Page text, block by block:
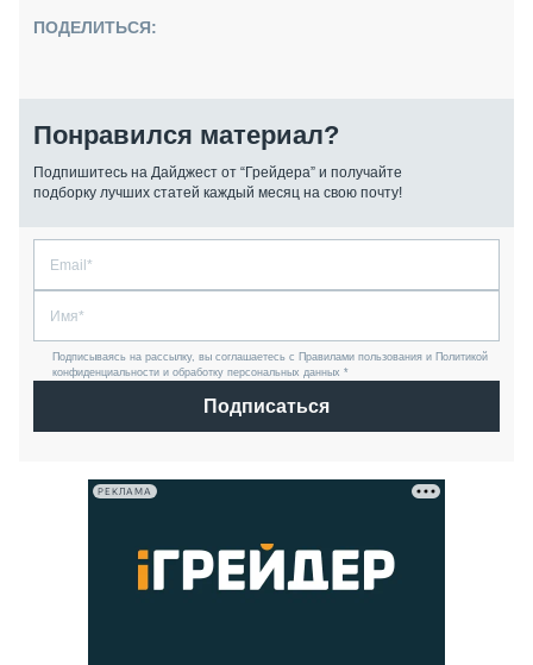
ПОДЕЛИТЬСЯ:
Понравился материал?
Подпишитесь на Дайджест от “Грейдера” и получайте
подборку лучших статей каждый месяц на свою почту!
Подписываясь на рассылку, вы соглашаетесь с Правилами пользования и Политикой
конфиденциальности и обработку персональных данных *
Подписаться
РЕКЛАМА